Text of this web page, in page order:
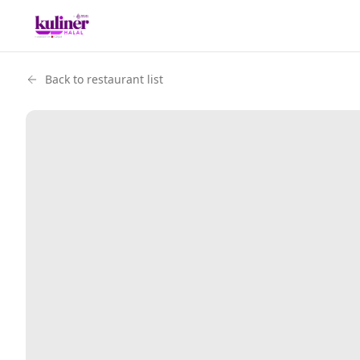
Back to restaurant list